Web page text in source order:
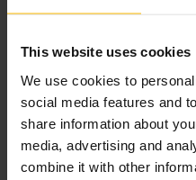
This website uses cookies
We use cookies to
social media features and
share information about
media, advertising and
combine it with other
sYp
Essen und Trinken
Bar